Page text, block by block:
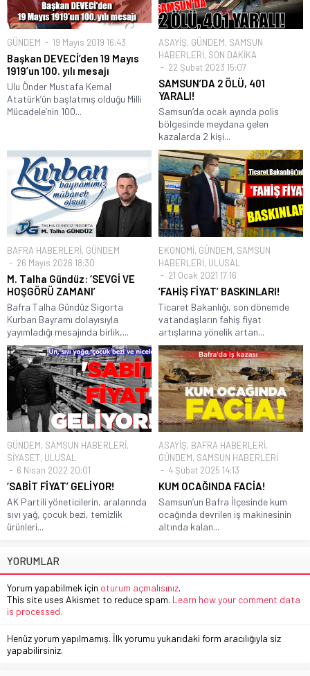
GÜNDEM 19 Mayıs 2019 16:43
Başkan DEVECİ’den 19 Mayıs
1919’un 100. yılı mesajı
Ulu Önder Mustafa Kemal
Atatürk’ün başlatmış olduğu Milli
Mücadele’nin 100...
ASAYİŞ, GÜNDEM, SAMSUN
HABERLERİ, SON DAKİKA
22 Şubat 2023 15:07
SAMSUN’DA 2 ÖLÜ, 401
YARALI!
Samsun’da ocak ayında polis
bölgesinde meydana gelen
kazalarda 2 kişi...
BAFRA HABERLERİ, GÜNDEM
26 Mayıs 2026 18:30
M. Talha Gündüz: ‘SEVGİ VE
HOŞGÖRÜ ZAMANI’
Bafra Talha Gündüz Sigorta
Kurban Bayramı dolayısıyla
yayımladığı mesajında birlik,...
EKONOMİ, GÜNDEM, SAMSUN
HABERLERİ, ULUSAL
21 Ocak 2021 17:16
‘FAHİŞ FİYAT’ BASKINLARI!
Ticaret Bakanlığı, son dönemde
vatandaşların fahiş fiyat
artışlarına yönelik artan...
GÜNDEM, SAMSUN HABERLERİ,
SİYASET, ULUSAL
6 Nisan 2022 20:01
‘SABİT FİYAT’ GELİYOR!
AK Partili yöneticilerin, aralarında
sıvı yağ, çocuk bezi, temizlik
ürünleri...
ASAYİŞ, BAFRA HABERLERİ,
GÜNDEM, SAMSUN HABERLERİ
4 Şubat 2025 14:13
KUM OCAĞINDA FACİA!
Samsun’un Bafra İlçesinde kum
ocağında devrilen iş makinesinin
altında kalan...
YORUMLAR
Yorum yapabilmek için oturum açmalısınız.
This site uses Akismet to reduce spam. Learn how your comment data
is processed.
Henüz yorum yapılmamış. İlk yorumu yukarıdaki form aracılığıyla siz
yapabilirsiniz.